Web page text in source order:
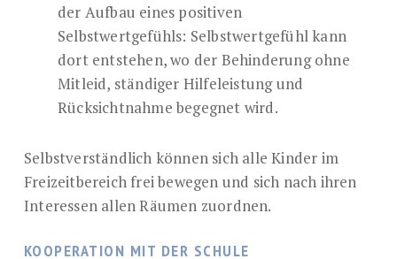
der Aufbau eines positiven
Selbstwertgefühls: Selbstwertgefühl kann
dort entstehen, wo der Behinderung ohne
Mitleid, ständiger Hilfeleistung und
Rücksichtnahme begegnet wird.
Selbstverständlich können sich alle Kinder im
Freizeitbereich frei bewegen und sich nach ihren
Interessen allen Räumen zuordnen.
KOOPERATION MIT DER SCHULE